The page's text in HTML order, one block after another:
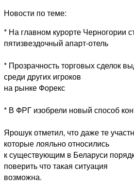
Новости по теме:
* На главном курорте Черногории
пятизвездочный апарт-отель
* Прозрачность торговых сделок
среди других игроков
на рынке Форекс
* В ФРГ изобрели новый способ
Ярошук отметил, что даже те
которые лояльно относились
к существующим в Беларуси
поверить что такая ситуация
возможна.